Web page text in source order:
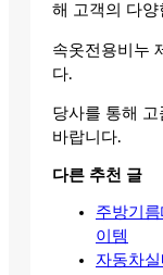
해 고객의 다
속옷전용비누
다.
당사를 통해 고
바랍니다.
다른 추천 글
주방기
이템
자동차